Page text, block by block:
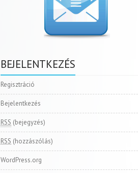
BEJELENTKEZÉS
Regisztráció
Bejelentkezés
RSS (bejegyzés)
RSS (hozzászólás)
WordPress.org